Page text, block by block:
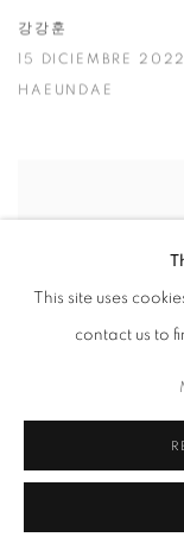
강강훈
15 DICIEMBRE
HAEUNDAE
This site uses
contact us to